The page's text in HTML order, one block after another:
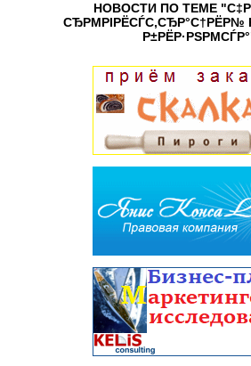
НОВОСТИ ПО ТЕМЕ
СЂРΜРІРЁСЃС‚СЂР°С†РЁР№